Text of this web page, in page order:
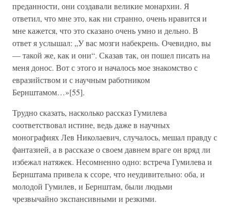
преданности, они создавали великие монархии. Я
ответил, что мне это, как ни странно, очень нравится и
мне кажется, что это сказано очень умно и дельно. В
ответ я услышал: „У вас мозги набекрень. Очевидно, вы
— такой же, как и они“. Сказав так, он пошел писать на
меня донос. Вот с этого и началось мое знакомство с
евразийством и с научным работником
Бернштамом…»[55].
Трудно сказать, насколько рассказ Гумилева
соответствовал истине, ведь даже в научных
монографиях Лев Николаевич, случалось, мешал правду с
фантазией, а в рассказе о своем давнем враге он вряд ли
избежал натяжек. Несомненно одно: встреча Гумилева и
Бернштама привела к ссоре, что неудивительно: оба, и
молодой Гумилев, и Бернштам, были людьми
чрезвычайно экспансивными и резкими.